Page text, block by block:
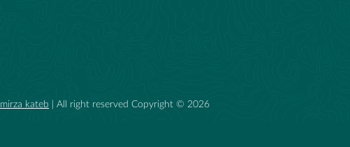
mirza kateb | All right reserved Copyright © 2026